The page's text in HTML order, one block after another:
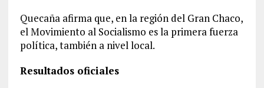
Quecaña afirma que, en la región del Gran Chaco,
el Movimiento al Socialismo es la primera fuerza
política, también a nivel local.
Resultados oficiales